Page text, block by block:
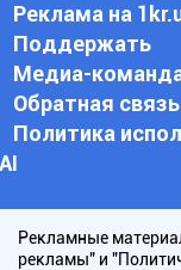
Реклама на
Поддержать
Медиа-
Обратная связь
Политика
АI
Рекламные
рекламы" и